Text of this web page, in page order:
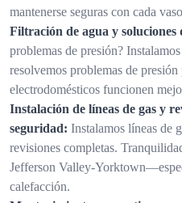
mantenerse seguras con cada
Filtración de agua y soluciones
problemas de presión?
resolvemos problemas de
electrodomésticos funcionen
Instalación de líneas de gas y
seguridad: Instalamos líneas de
revisiones completas.
Jefferson Valley-
calefacción.